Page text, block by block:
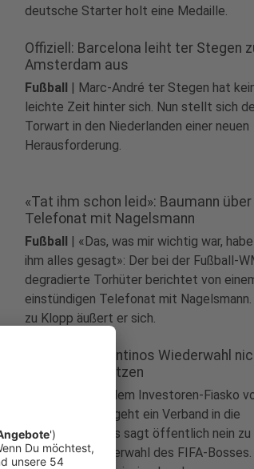
deutsche Starter holt eine Medaille.
Offiziell: Barcelona leiht ter Stegen
Amsterdam aus
Fußball | Marc-André ter Stegen hat
leichte Zeit hinter sich. Nun stellt sich
Torwart in den Niederlanden einer neuen
Herausforderung.
«Tat ihm schon leid»: Baumann über
Telefonat mit Nagelsmann
Fußball | «Das, was mir wichtig war,
ihm alles gesagt»: Der bei der Fußball-
degradierte Torhüter berichtet von
einstündigen Telefonat mit Nagelsmann.
zu Klopp äußert er sich.
Wales will Infantinos Wiederwahl
mehr unterstützen
Nach dem Investoren-Fiasko
Gianni Infantino geht ein Verband in die
Offensive. Wales sagt öffentlich nein zu
möglichen Wiederwahl des FIFA-Bosses.